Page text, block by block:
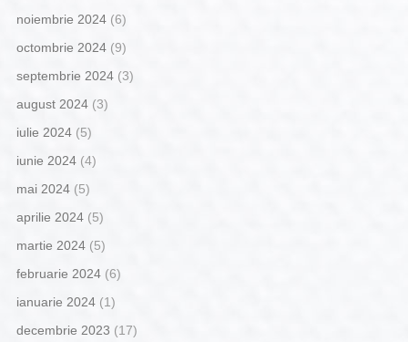
noiembrie 2024(6)
octombrie 2024(9)
septembrie 2024(3)
august 2024(3)
iulie 2024(5)
iunie 2024(4)
mai 2024(5)
aprilie 2024(5)
martie 2024(5)
februarie 2024(6)
ianuarie 2024(1)
decembrie 2023 (17)